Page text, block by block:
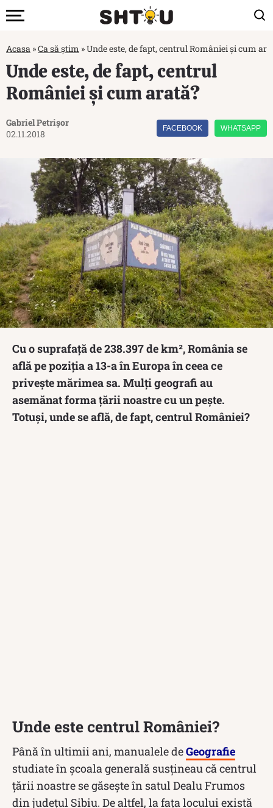
Acasa »Ca să știm »Unde este, de fapt, centrul României și cum
Unde este, de fapt, centrul
României și cum arată?
Gabriel Petrișor
02.11.2018
FACEBOOK WHATSAPP
Cu o suprafață de 238.397 de km², România se
află pe poziția a 13-a în Europa în ceea ce
privește mărimea sa. Mulți geografi au
asemănat forma țării noastre cu un pește.
Totuși, unde se află, de fapt, centrul României?
Unde este centrul României?
Până în ultimii ani, manualele deGeografie
studiate în școala generală susțineau că centrul
ţării noastre se găseşte în satul Dealu Frumos
din judeţul Sibiu. De altfel, la fața locului există